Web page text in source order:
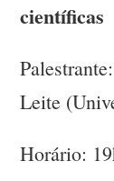
científicas
Leite
Horário: